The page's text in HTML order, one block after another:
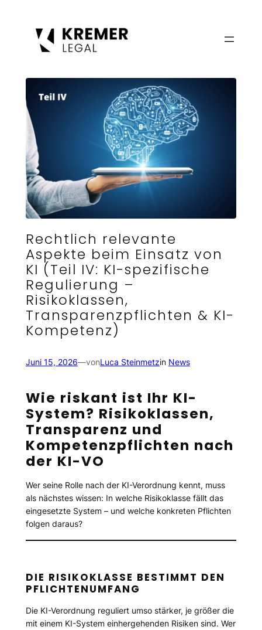
Rechtlich relevante
Aspekte beim Einsatz von
KI (Teil IV: KI-spezifische
Regulierung –
Risikoklassen,
Transparenzpflichten & KI-
Kompetenz)
Juni 15, 2026—vonLuca Steinmetzin News
Wie riskant ist Ihr KI-
System? Risikoklassen,
Transparenz und
Kompetenzpflichten nach
der KI-VO
Wer seine Rolle nach der KI-Verordnung kennt, muss
als nächstes wissen: In welche Risikoklasse fällt das
eingesetzte System – und welche konkreten Pflichten
folgen daraus?
DIE RISIKOKLASSE BESTIMMT DEN
PFLICHTENUMFANG
Die KI-Verordnung reguliert umso stärker, je größer die
mit einem KI-System einhergehenden Risiken sind. Wer